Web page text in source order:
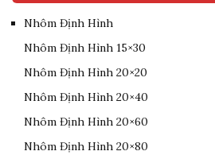
Nhôm Định Hình
Nhôm Định Hình 15×30
Nhôm Định Hình 20×20
Nhôm Định Hình 20×40
Nhôm Định Hình 20×60
Nhôm Định Hình 20×80